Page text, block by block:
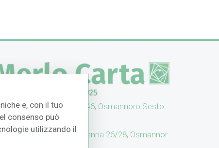
UFFICI: V. Senna 44/46, Osmannoro Sesto
(FI)
CASH & CARRY: V. Senna 26/28, Osmannor
e, con il tuo
consenso può
utilizzando il